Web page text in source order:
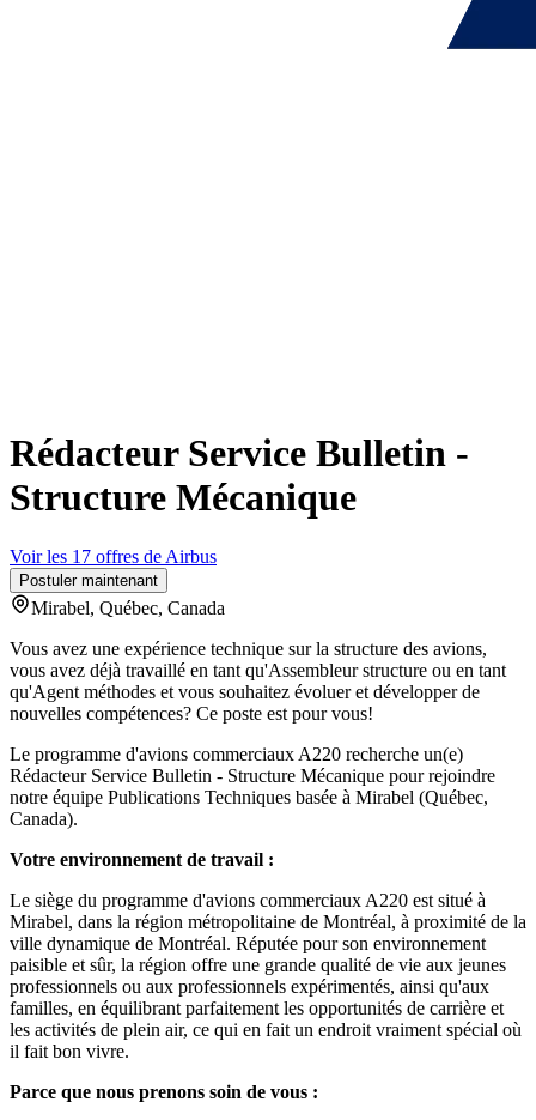
Rédacteur Service Bulletin -
Structure Mécanique
Voir les 17 offres de Airbus
Postuler maintenant
Mirabel, Québec, Canada
Vous avez une expérience technique sur la structure des avions,
vous avez déjà travaillé en tant qu'Assembleur structure ou en tant
qu'Agent méthodes ​et vous souhaitez évoluer et développer de
nouvelles compétences? Ce poste est pour vous!
Le programme d'avions commerciaux A220 recherche un(e)
Rédacteur Service Bulletin - Structure Mécanique pour rejoindre
notre équipe Publications Techniques basée à Mirabel (Québec,
Canada).
Votre environnement de travail :
Le siège du programme d'avions commerciaux A220 est situé à
Mirabel, dans la région métropolitaine de Montréal, à proximité de la
ville dynamique de Montréal. Réputée pour son environnement
paisible et sûr, la région offre une grande qualité de vie aux jeunes
professionnels ou aux professionnels expérimentés, ainsi qu'aux
familles, en équilibrant parfaitement les opportunités de carrière et
les activités de plein air, ce qui en fait un endroit vraiment spécial où
il fait bon vivre.
Parce que nous prenons soin de vous :